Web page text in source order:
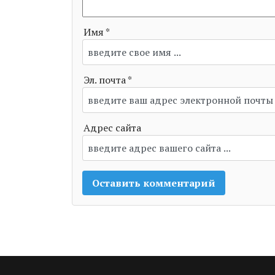
Имя *
Эл. почта *
Адрес сайта